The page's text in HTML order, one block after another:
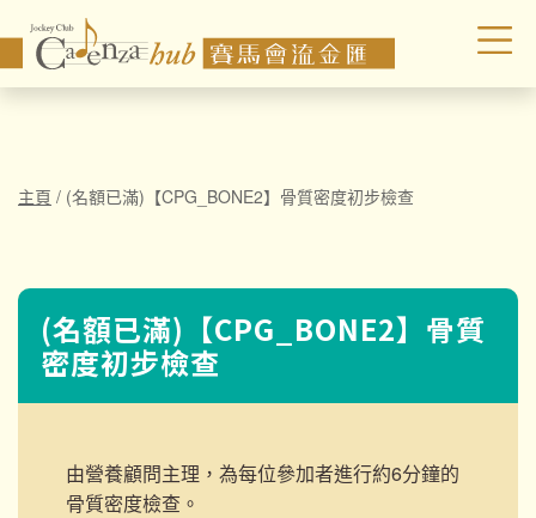
主頁 / (名額已滿)【CPG_BONE2】骨質密度初步檢查
(名額已滿)【CPG_BONE2】骨質
密度初步檢查
由營養顧問主理，為每位參加者進行約6分鐘的
骨質密度檢查。